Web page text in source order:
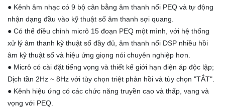
● Kênh âm nhạc có 9 bộ cân bằng âm thanh nổi PEQ và tự động
nhận dạng đầu vào kỹ thuật số âm thanh sợi quang.
● Có thể điều chỉnh micrô 15 đoạn PEQ một mình, với hệ thống
xử lý âm thanh kỹ thuật số đầy đủ, âm thanh nổi DSP nhiều hồi
âm kỹ thuật số và hiệu ứng giọng nói chuyên nghiệp hơn.
● Micrô có cài đặt tiếng vọng và thiết kế giới hạn điện áp độc lập;
Dịch tần 2Hz ~ 8Hz với tùy chọn triệt phản hồi và tùy chọn "TẮT".
● Kênh hiệu ứng có các chức năng truyền cao và thấp, vang và
vọng với PEQ.